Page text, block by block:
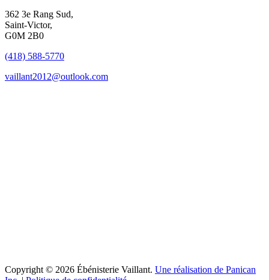
362 3e Rang Sud,
Saint-Victor,
G0M 2B0
(418) 588-5770
vaillant2012@outlook.com
Copyright © 2026 Ébénisterie Vaillant. Une réalisation de Panican